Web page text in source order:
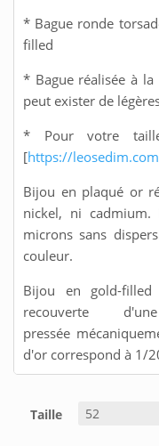
* Bague ronde
filled
* Bague réalisée à
peut exister de
* Pour votre
[https://
Bijou en plaqué or
nickel, ni cadmium.
microns sans
couleur.
Bijou en gold-
recouverte
pressée
d'or correspond à 1/
Taille